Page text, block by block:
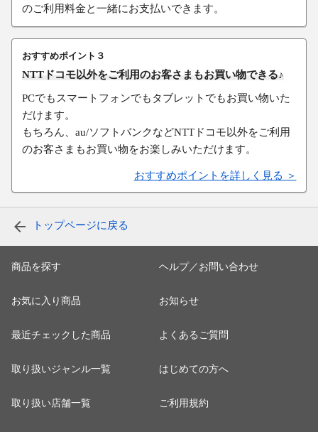
のご利用料金と一緒にお支払いできます。
おすすめポイント３
NTTドコモ以外をご利用のお客さまもお買い物できる♪
PCでもスマートフォンでもタブレットでもお買い物いた
だけます。
もちろん、au/ソフトバンクなどNTTドコモ以外をご利用
のお客さまもお買い物をお楽しみいただけます。
おすすめポイントを詳しく見る ＞
トップページに戻る
商品を探す
お気に入り商品
最近チェックした商品
取り扱いジャンル一覧
取り扱い店舗一覧
ヘルプ／お問い合わせ
お知らせ
よくあるご質問
はじめての方へ
ご利用規約